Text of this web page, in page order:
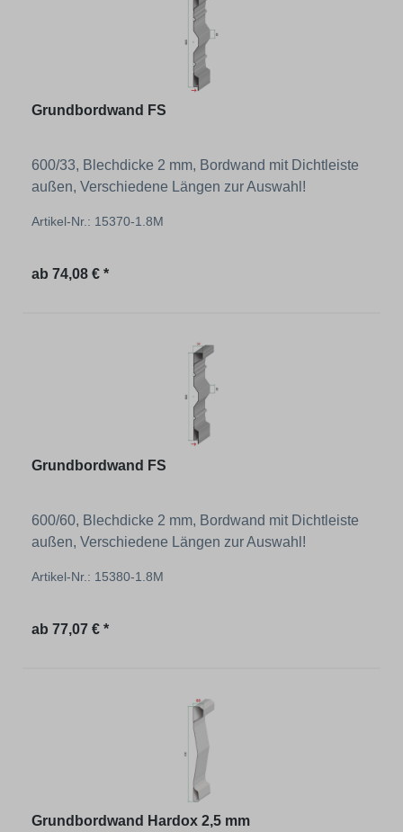
Grundbordwand FS
600/33, Blechdicke 2 mm, Bordwand mit Dichtleiste
außen, Verschiedene Längen zur Auswahl!
Artikel-Nr.: 15370-1.8M
Regulärer Preis:
ab 74,08 € *
Grundbordwand FS
600/60, Blechdicke 2 mm, Bordwand mit Dichtleiste
außen, Verschiedene Längen zur Auswahl!
Artikel-Nr.: 15380-1.8M
Regulärer Preis:
ab 77,07 € *
Grundbordwand Hardox 2,5 mm